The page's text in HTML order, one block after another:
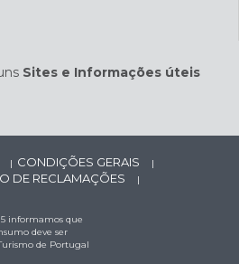
Sites e Informações úteis
| CONDIÇÕES GERAIS |
DE RECLAMAÇÕES |
informamos que
deve ser
de Portugal